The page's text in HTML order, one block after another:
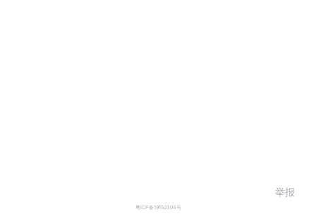
粤ICP备19150304号
举报